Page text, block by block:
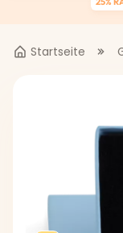
Startseite